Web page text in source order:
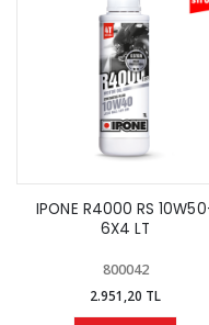
IPONE R4000 RS
6X4 LT
800042
2.951,20 TL